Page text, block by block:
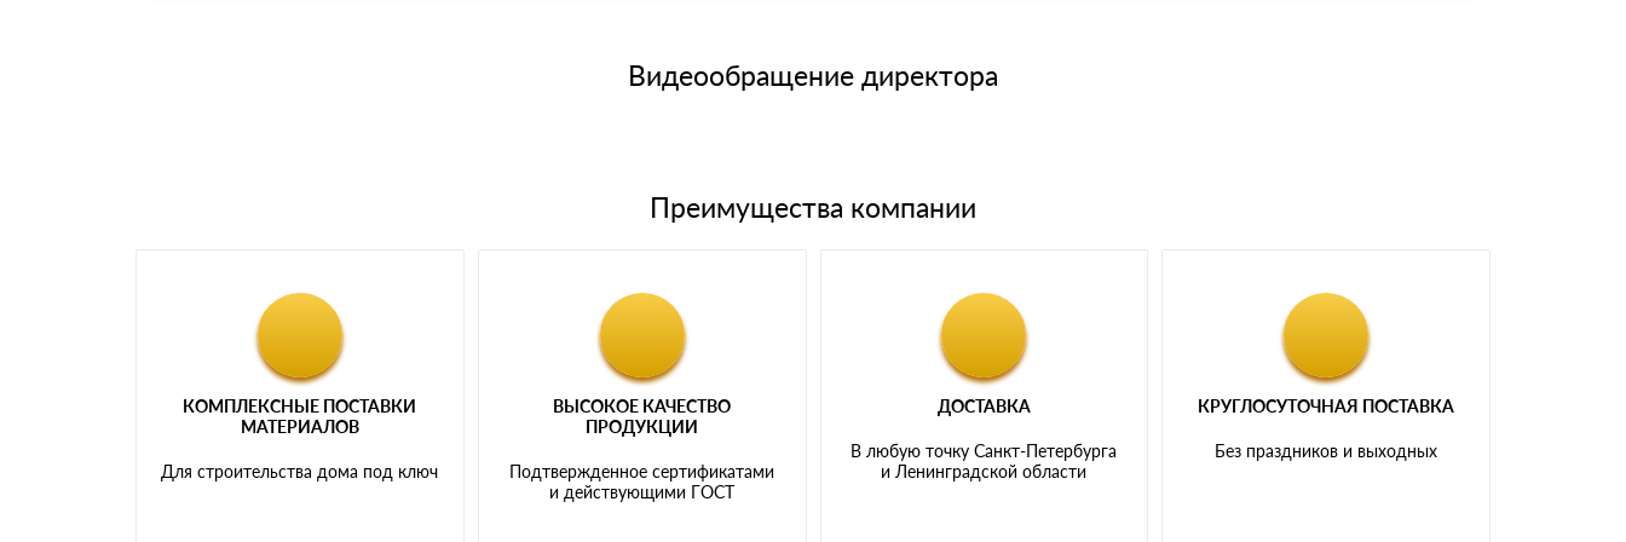
Мы принимаем платежи с сайта по следующим банковским картамВидеообращение директора
Преимущества компании
КОМПЛЕКСНЫЕ ПОСТАВКИ
МАТЕРИАЛОВ
Для строительства дома под ключ
ВЫСОКОЕ КАЧЕСТВО
ПРОДУКЦИИ
Подтвержденное сертификатами
и действующими ГОСТ
ДОСТАВКА
В любую точку Санкт-Петербурга
и Ленинградской области
КРУГЛОСУТОЧНАЯ ПОСТАВКА
Без праздников и выходных